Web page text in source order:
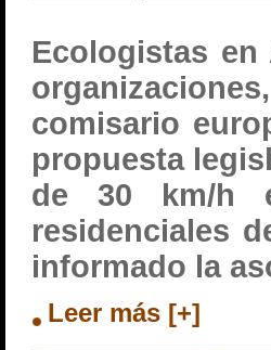
Ecologistas
comisario
propuesta
de 30 km/h
residenciales
informado la
Leer más [+]